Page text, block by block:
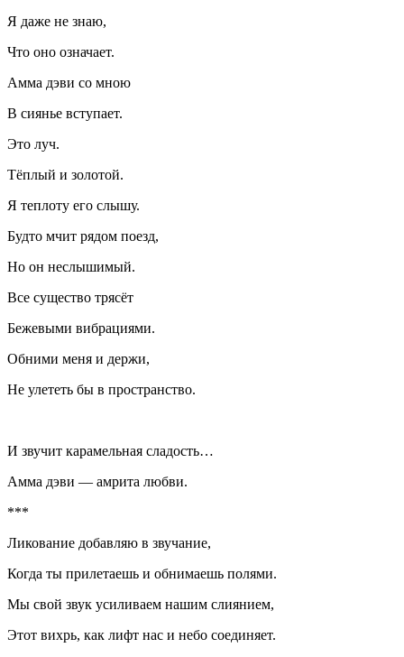
Я даже не знаю,
Что оно означает.
Амма дэви со мною
В сиянье вступает.
Это луч.
Тёплый и золотой.
Я теплоту его слышу.
Будто мчит рядом поезд,
Но он неслышимый.
Все существо трясёт
Бежевыми вибрациями.
Обними меня и держи,
Не улететь бы в пространство.
И звучит карамельная сладость…
Амма дэви — амрита любви.
***
Ликование добавляю в звучание,
Когда ты прилетаешь и обнимаешь полями.
Мы свой звук усиливаем нашим слиянием,
Этот вихрь, как лифт нас и небо соединяет.